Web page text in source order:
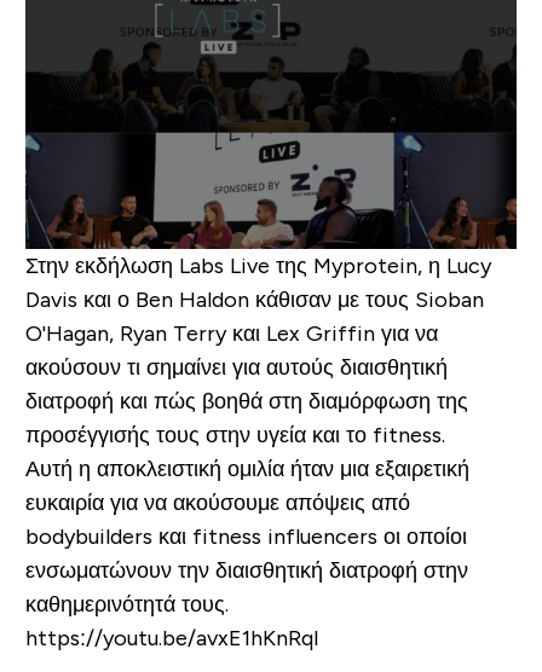
Στην εκδήλωση Labs Live της Myprotein, η Lucy
Davis και ο Ben Haldon κάθισαν με τους Sioban
O'Hagan, Ryan Terry και Lex Griffin για να
ακούσουν τι σημαίνει για αυτούς διαισθητική
διατροφή και πώς βοηθά στη διαμόρφωση της
προσέγγισής τους στην υγεία και το fitness.
Αυτή η αποκλειστική ομιλία ήταν μια εξαιρετική
ευκαιρία για να ακούσουμε απόψεις από
bodybuilders και fitness influencers οι οποίοι
ενσωματώνουν την διαισθητική διατροφή στην
καθημερινότητά τους.
https://youtu.be/avxE1hKnRqI